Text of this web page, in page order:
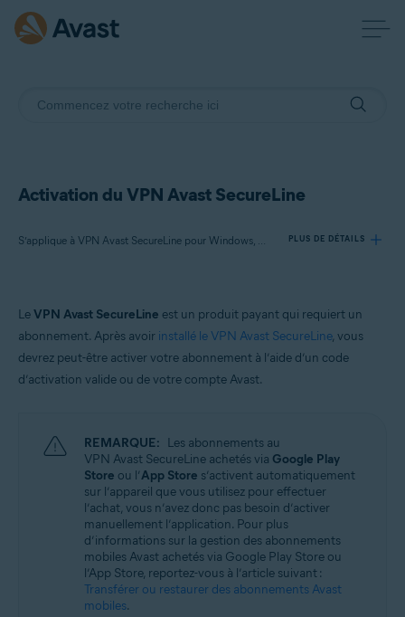
Activation du VPN Avast SecureLine
S’applique à VPN Avast SecureLine pour Windows, VPN Avast SecureLine pour Mac, VPN Avast SecureLine pour Android, VPN Avast SecureLine pour iOS PLUS DE DÉTAILS
Produits:
VPN Avast SecureLine 5.x pour Windows
VPN Avast SecureLine 6.x pour Android
VPN Avast SecureLine 6.x pour iOS
Microsoft Windows 11 Famille/Pro/Entreprise/Éducation
Microsoft Windows 10 Famille/Pro/Entreprise/Éducation (32/64 bits)
Microsoft Windows 8.1/Professionnel/Entreprise (32/64 bits)
Microsoft Windows 8/Professionnel/Entreprise (32/64 bits)
Microsoft Windows 7 Édition Familiale Basique/Édition Familiale
Premium/Professionnel/Entreprise/Édition Intégrale - Service Pack 1
(32/64 bits)
Apple macOS 14.x (Sonoma)
Apple macOS 13.x (Ventura)
Apple macOS 12.x (Monterey)
LeVPN Avast SecureLine est un produit payant qui requiert un
abonnement. Après avoir installé le VPN Avast SecureLine, vous
devrez peut-être activer votre abonnement à l’aide d’un code
d’activation valide ou de votre compte Avast.
REMARQUE: Les abonnements au
VPN Avast SecureLine achetés via Google Play
Store ou l’App Store s’activent automatiquement
sur l’appareil que vous utilisez pour effectuer
l’achat, vous n’avez donc pas besoin d’activer
manuellement l’application. Pour plus
d’informations sur la gestion des abonnements
mobiles Avast achetés via Google Play Store ou
l’App Store, reportez-vous à l’article suivant :
Transférer ou restaurer des abonnements Avast
mobiles.